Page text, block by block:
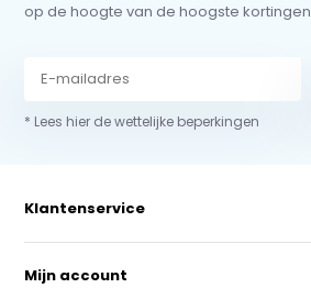
op de hoogte van de hoogste kortingen
* Lees hier de wettelijke beperkingen
Klantenservice
Mijn account